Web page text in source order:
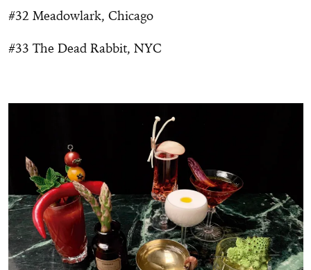
#32 Meadowlark, Chicago
#33 The Dead Rabbit, NYC